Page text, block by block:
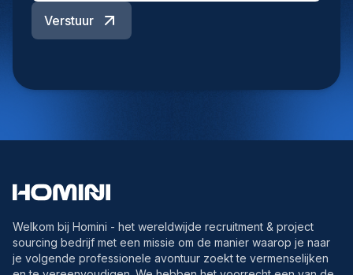
Verstuur
Welkom bij Homini - het wereldwijde recruitment & project
sourcing bedrijf met een missie om de manier waarop je naar
je volgende professionele avontuur zoekt te vermenselijken